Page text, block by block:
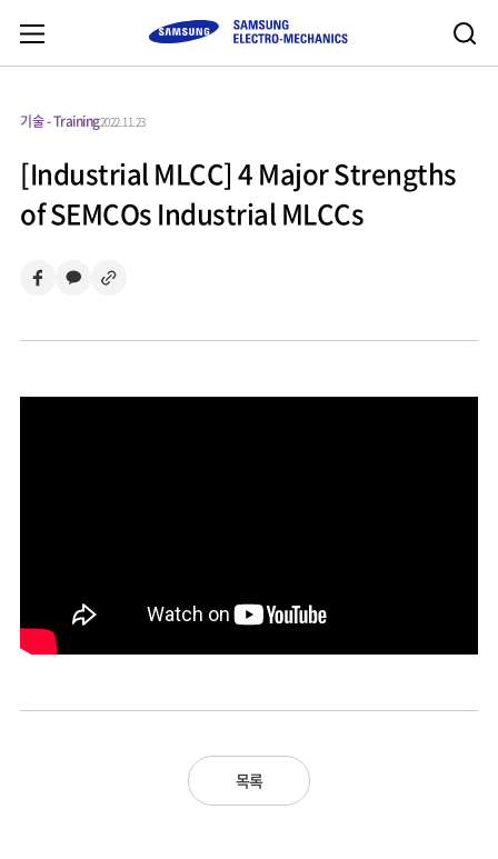
기술 - Training2022.11.23
[Industrial MLCC] 4 Major Strengths
of SEMCOs Industrial MLCCs
목록